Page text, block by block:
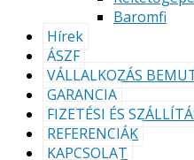
Baromfi
Hírek
ÁSZF
VÁLLALKOZÁS
GARANCIA
FIZETÉSI ÉS
REFERENCIÁK
KAPCSOLAT